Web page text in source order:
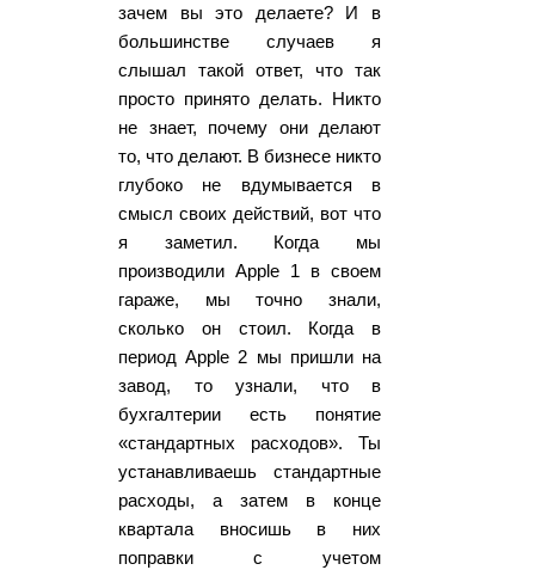
зачем вы это делаете? И в
большинстве случаев я
слышал такой ответ, что так
просто принято делать. Никто
не знает, почему они делают
то, что делают. В бизнесе никто
глубоко не вдумывается в
смысл своих действий, вот что
я заметил. Когда мы
производили Apple 1 в своем
гараже, мы точно знали,
сколько он стоил. Когда в
период Apple 2 мы пришли на
завод, то узнали, что в
бухгалтерии есть понятие
«стандартных расходов». Ты
устанавливаешь стандартные
расходы, а затем в конце
квартала вносишь в них
поправки с учетом